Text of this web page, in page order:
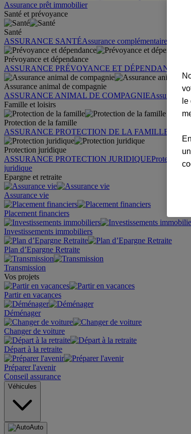
Assurance prêt immobilier
Santé et prévoyance
Santé
ASSURANCE SANTÉAssurance complémentaire santé
Prévoyance et dépendance
ASSURANCE PRÉVOYANCE ET DÉPENDANCE
Assurance animal de compagnie
ASSURANCE ANIMAL DE COMPAGNIEAssurance
Famille et loisirs
Protection de la famille
ASSURANCE PROTECTION DE LA FAMILLE
Protection juridique
ASSURANCE PROTECTION JURIDIQUEProtection
juridique
Epargne et retraite
Assurance vie
Placement financiers
Investissements immobiliers
Plan d’Epargne Retraite
Transmission
Vos projets
Partir en vacances
Déménager
Changer de voiture
Départ à la retraite
Préparer l'avenir
Conseil assurance
Véhicules
Auto